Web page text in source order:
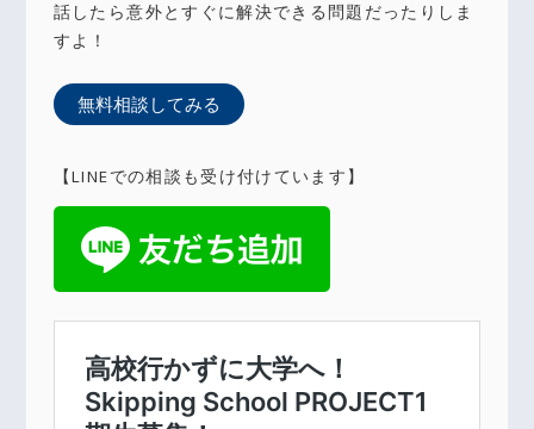
話したら意外とすぐに解決できる問題だったりしま
すよ！
無料相談してみる
【LINEでの相談も受け付けています】